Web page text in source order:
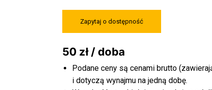
Zapytaj o dostępność
50 zł / doba
Podane ceny są cenami brutto
i dotyczą wynajmu na jedną dobę.